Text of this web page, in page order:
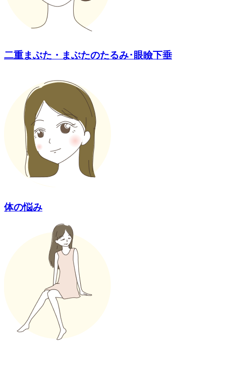
二重まぶた・まぶたのたるみ･眼瞼下垂
体の悩み